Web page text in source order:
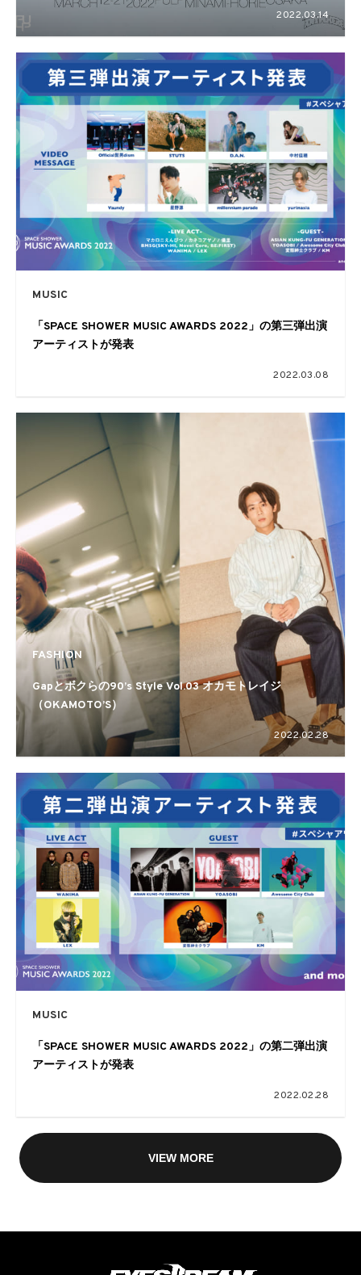
Pulpで開催
2022.03.14
MUSIC
「SPACE SHOWER MUSIC AWARDS 2022」の第三弾出演
アーティストが発表
2022.03.08
FASHION
Gapとボクらの90’s Style Vol.03 オカモトレイジ
（OKAMOTO’S）
2022.02.28
MUSIC
「SPACE SHOWER MUSIC AWARDS 2022」の第二弾出演
アーティストが発表
2022.02.28
VIEW MORE